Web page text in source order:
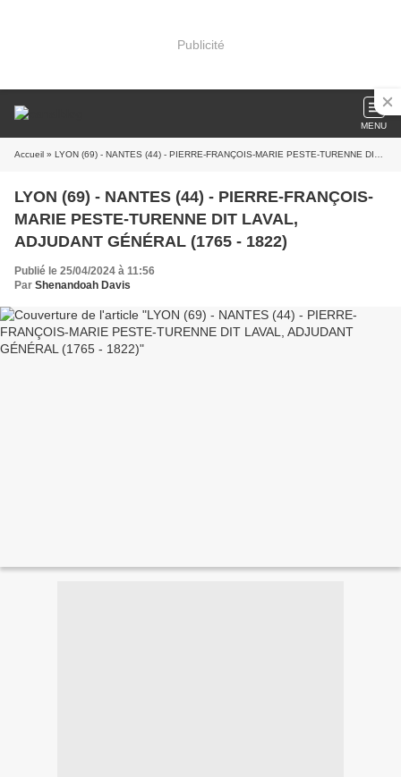
Publicité
MENU
Accueil » LYON (69) - NANTES (44) - PIERRE-FRANÇOIS-MARIE PESTE-TURENNE DIT LAVAL, ADJUDANT GÉNÉRAL (1765 - 1822)
LYON (69) - NANTES (44) - PIERRE-FRANÇOIS-
MARIE PESTE-TURENNE DIT LAVAL,
ADJUDANT GÉNÉRAL (1765 - 1822)
Publié le 25/04/2024 à 11:56
Par Shenandoah Davis